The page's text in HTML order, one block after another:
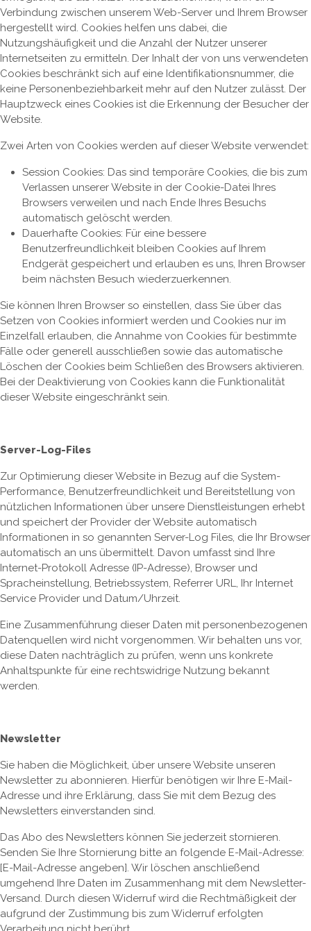
Verbindung zwischen unserem Web-Server und Ihrem Browser
hergestellt wird. Cookies helfen uns dabei, die
Nutzungshäufigkeit und die Anzahl der Nutzer unserer
Internetseiten zu ermitteln. Der Inhalt der von uns verwendeten
Cookies beschränkt sich auf eine Identifikationsnummer, die
keine Personenbeziehbarkeit mehr auf den Nutzer zulässt. Der
Hauptzweck eines Cookies ist die Erkennung der Besucher der
Website.
Zwei Arten von Cookies werden auf dieser Website verwendet:
Session Cookies: Das sind temporäre Cookies, die bis zum
Verlassen unserer Website in der Cookie-Datei Ihres
Browsers verweilen und nach Ende Ihres Besuchs
automatisch gelöscht werden.
Dauerhafte Cookies: Für eine bessere
Benutzerfreundlichkeit bleiben Cookies auf Ihrem
Endgerät gespeichert und erlauben es uns, Ihren Browser
beim nächsten Besuch wiederzuerkennen.
Sie können Ihren Browser so einstellen, dass Sie über das
Setzen von Cookies informiert werden und Cookies nur im
Einzelfall erlauben, die Annahme von Cookies für bestimmte
Fälle oder generell ausschließen sowie das automatische
Löschen der Cookies beim Schließen des Browsers aktivieren.
Bei der Deaktivierung von Cookies kann die Funktionalität
dieser Website eingeschränkt sein.
Server-Log-Files
Zur Optimierung dieser Website in Bezug auf die System-
Performance, Benutzerfreundlichkeit und Bereitstellung von
nützlichen Informationen über unsere Dienstleistungen erhebt
und speichert der Provider der Website automatisch
Informationen in so genannten Server-Log Files, die Ihr Browser
automatisch an uns übermittelt. Davon umfasst sind Ihre
Internet-Protokoll Adresse (IP-Adresse), Browser und
Spracheinstellung, Betriebssystem, Referrer URL, Ihr Internet
Service Provider und Datum/Uhrzeit.
Eine Zusammenführung dieser Daten mit personenbezogenen
Datenquellen wird nicht vorgenommen. Wir behalten uns vor,
diese Daten nachträglich zu prüfen, wenn uns konkrete
Anhaltspunkte für eine rechtswidrige Nutzung bekannt
werden.
Newsletter
Sie haben die Möglichkeit, über unsere Website unseren
Newsletter zu abonnieren. Hierfür benötigen wir Ihre E-Mail-
Adresse und ihre Erklärung, dass Sie mit dem Bezug des
Newsletters einverstanden sind.
Das Abo des Newsletters können Sie jederzeit stornieren.
Senden Sie Ihre Stornierung bitte an folgende E-Mail-Adresse:
[E-Mail-Adresse angeben]. Wir löschen anschließend
umgehend Ihre Daten im Zusammenhang mit dem Newsletter-
Versand. Durch diesen Widerruf wird die Rechtmäßigkeit der
aufgrund der Zustimmung bis zum Widerruf erfolgten